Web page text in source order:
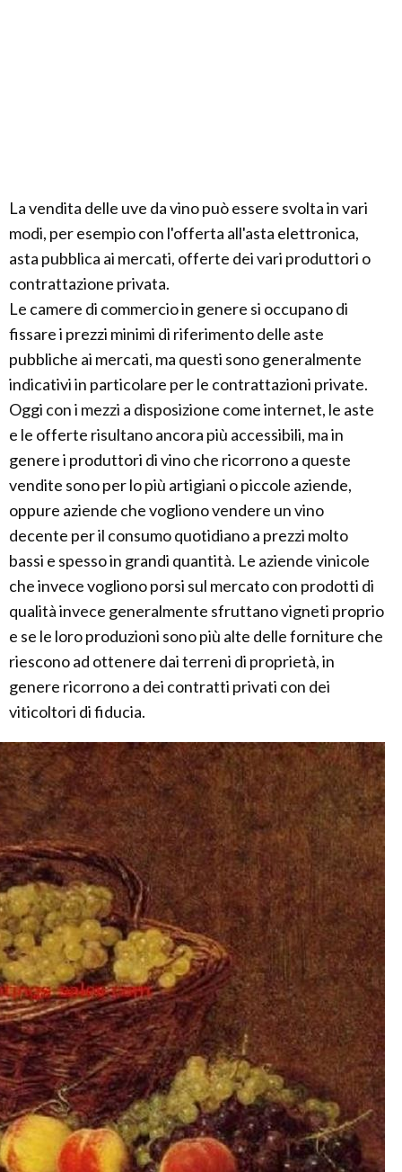
La vendita delle uve da vino può essere svolta in vari
modi, per esempio con l'offerta all'asta elettronica,
asta pubblica ai mercati, offerte dei vari produttori o
contrattazione privata.
Le camere di commercio in genere si occupano di
fissare i prezzi minimi di riferimento delle aste
pubbliche ai mercati, ma questi sono generalmente
indicativi in particolare per le contrattazioni private.
Oggi con i mezzi a disposizione come internet, le aste
e le offerte risultano ancora più accessibili, ma in
genere i produttori di vino che ricorrono a queste
vendite sono per lo più artigiani o piccole aziende,
oppure aziende che vogliono vendere un vino
decente per il consumo quotidiano a prezzi molto
bassi e spesso in grandi quantità. Le aziende vinicole
che invece vogliono porsi sul mercato con prodotti di
qualità invece generalmente sfruttano vigneti proprio
e se le loro produzioni sono più alte delle forniture che
riescono ad ottenere dai terreni di proprietà, in
genere ricorrono a dei contratti privati con dei
viticoltori di fiducia.